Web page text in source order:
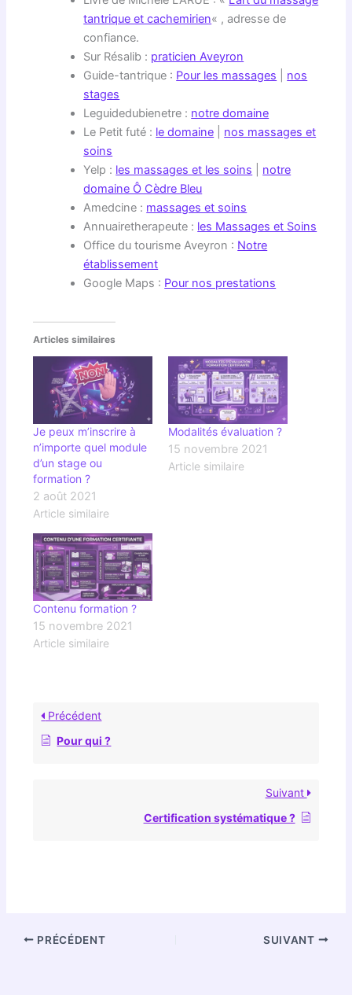
tantrique et cachemirien« , adresse de
confiance.
Sur Résalib : praticien Aveyron
Guide-tantrique : Pour les massages
nos
stages
Leguidedubienetre : notre domaine
Le Petit futé : le domaine
nos massages et
soins
Yelp : les massages et les soins
notre
domaine Ô Cèdre Bleu
Amedcine : massages et soins
Annuairetherapeute : les Massages et Soins
Office du tourisme Aveyron : Notre
établissement
Google Maps : Pour nos prestations
Articles similaires
Je peux m’inscrire à
n’importe quel module
d’un stage ou
formation ?
2 août 2021
Article similaire
Modalités évaluation ?
15 novembre 2021
Article similaire
Contenu formation ?
15 novembre 2021
Article similaire
Précédent
Pour qui ?
Suivant
Certification systématique ?
PRÉCÉDENT SUIVANT